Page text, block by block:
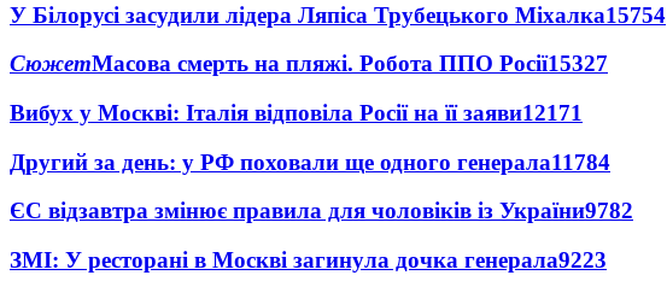
У Білорусі засудили лідера Ляпіса Трубецького Міхалка15754
СюжетМасова смерть на пляжі. Робота ППО Росії15327
Вибух у Москві: Італія відповіла Росії на її заяви12171
Другий за день: у РФ поховали ще одного генерала11784
ЄС відзавтра змінює правила для чоловіків із України9782
ЗМІ: У ресторані в Москві загинула дочка генерала9223